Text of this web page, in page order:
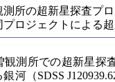
所の超新星探査プ
ロジェクトによる
観測所での超新星探
河（SDSS